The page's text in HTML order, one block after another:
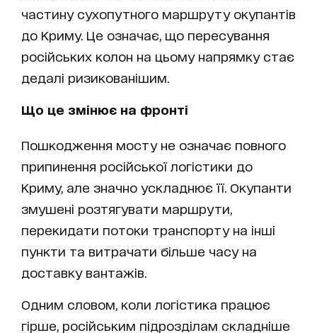
частину сухопутного маршруту окупантів
до Криму. Це означає, що пересування
російських колон на цьому напрямку стає
дедалі ризикованішим.
Що це змінює на фронті
Пошкодження мосту не означає повного
припинення російської логістики до
Криму, але значно ускладнює її. Окупанти
змушені розтягувати маршрути,
перекидати потоки транспорту на інші
пункти та витрачати більше часу на
доставку вантажів.
Одним словом, коли логістика працює
гірше, російським підрозділам складніше